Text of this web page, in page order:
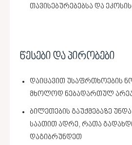
თავისებურებებსა და
წესები და პირობები
დაიცავით უსაფრთხოების
მხოლოდ ნებადართულ
ბილეთების გაუქმებაზე
საათით ადრე, რათა
დაგიბრუნდეთ